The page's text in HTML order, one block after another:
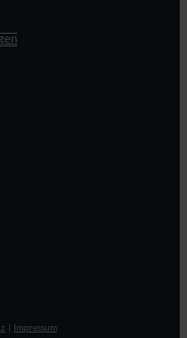
Impressum